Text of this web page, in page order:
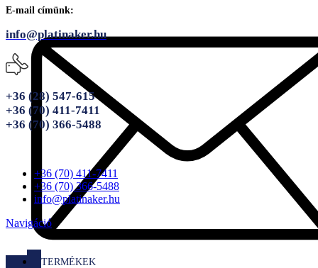
E-mail címünk:
info@platinaker.hu
+36 (28) 547-615
+36 (70) 411-7411
+36 (70) 366-5488
+36 (70) 411-7411
+36 (70) 366-5488
info@platinaker.hu
Navigáció
TERMÉKEK